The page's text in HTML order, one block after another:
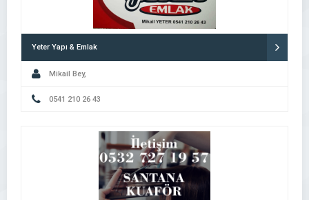
Yeter Yapı & Emlak
Mikail Bey,
0541 210 26 43